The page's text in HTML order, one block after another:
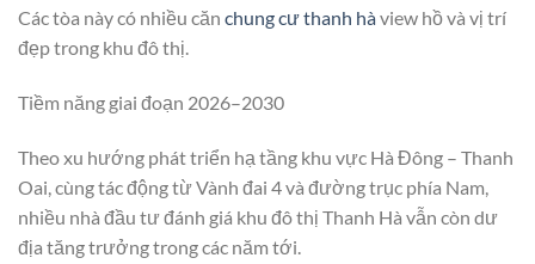
Các tòa này có nhiều căn chung cư thanh hàview hồ và vị trí
đẹp trong khu đô thị.
Tiềm năng giai đoạn 2026–2030
Theo xu hướng phát triển hạ tầng khu vực Hà Đông – Thanh
Oai, cùng tác động từ Vành đai 4 và đường trục phía Nam,
nhiều nhà đầu tư đánh giá khu đô thị Thanh Hà vẫn còn dư
địa tăng trưởng trong các năm tới.